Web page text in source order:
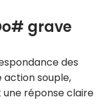
grave
des
action souple,
réponse claire